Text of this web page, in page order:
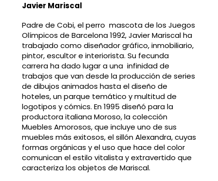
Javier Mariscal
Padre de Cobi, el perro mascota de los Juegos
Olímpicos de Barcelona 1992, Javier Mariscal ha
trabajado como diseñador gráfico, inmobiliario,
pintor, escultor e interiorista. Su fecunda
carrera ha dado lugar a una infinidad de
trabajos que van desde la producción de series
de dibujos animados hasta el diseño de
hoteles, un parque temático y multitud de
logotipos y cómics. En 1995 diseñó para la
productora italiana Moroso, la colección
Muebles Amorosos, que incluye uno de sus
muebles más exitosos, el sillón Alexandra, cuyas
formas orgánicas y el uso que hace del color
comunican el estilo vitalista y extravertido que
caracteriza los objetos de Mariscal.